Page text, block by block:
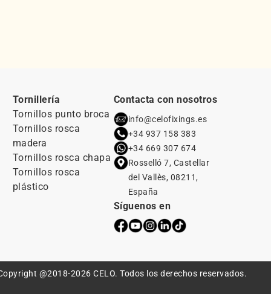
Tornillería
Tornillos punto broca
Tornillos rosca
madera
Tornillos rosca chapa
Tornillos rosca
plástico
Contacta con nosotros
info@celofixings.es
+34 937 158 383
+34 669 307 674
Rosselló 7, Castellar
del Vallès, 08211,
España
Síguenos en
@2018-2026 CELO. Todos los derechos reservados.